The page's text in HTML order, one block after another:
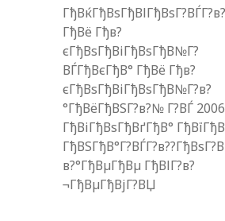
ГђВё Гђв?
єГђВѕГђВіГђВѕГђВ№Г?
ВЃГђВєГђВ° ГђВё Гђв?
єГђВѕГђВіГђВѕГђВ№Г?в?
°ГђВёГђВЅГ?в?№ Г?ВЃ 2006
ГђВіГђВѕГђВґГђВ°
в?°ГђВµГђВµ ГђВІГ?в?
¬ГђВµГђВјГ?ВЏ